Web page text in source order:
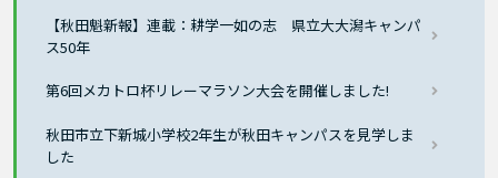
【秋田魁新報】連載：耕学一如の志 県立大大潟キャンパ
ス50年
第6回メカトロ杯リレーマラソン大会を開催しました!
秋田市立下新城小学校2年生が秋田キャンパスを見学しま
した